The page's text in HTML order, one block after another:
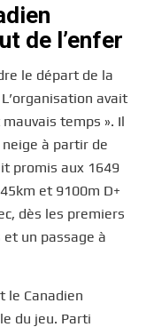
de l’enfer
le départ de la
avait
temps ». Il
à partir de
promis aux 1649
et 9100m D+
dès les premiers
un passage à
le Canadien
du jeu. Parti